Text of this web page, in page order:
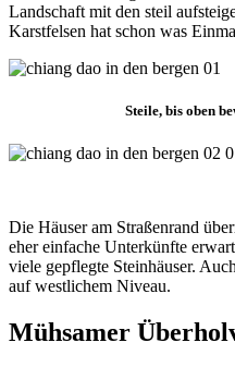
Landschaft mit den steil
Karstfelsen hat schon was
Steile, bis oben
Die Häuser am Straßenrand
eher einfache Unterkünfte
viele gepflegte Steinhäuser.
auf westlichem Niveau.
Mühsamer